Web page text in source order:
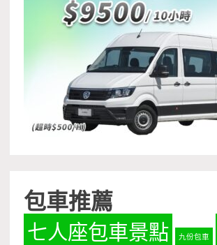
包車推薦
七人座包車景點 九份包車